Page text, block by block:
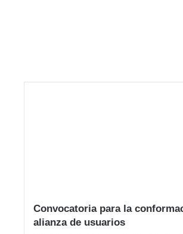
Convocatoria para la
alianza de usuarios